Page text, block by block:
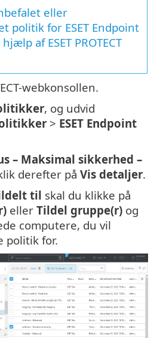
eller
politik for ESET Endpoint
af ESET PROTECT
webkonsollen.
, og udvid
> ESET Endpoint
– Maksimal sikkerhed –
derefter på Vis detaljer.
til skal du klikke på
eller Tildel gruppe(r) og
computere, du vil
politik for.